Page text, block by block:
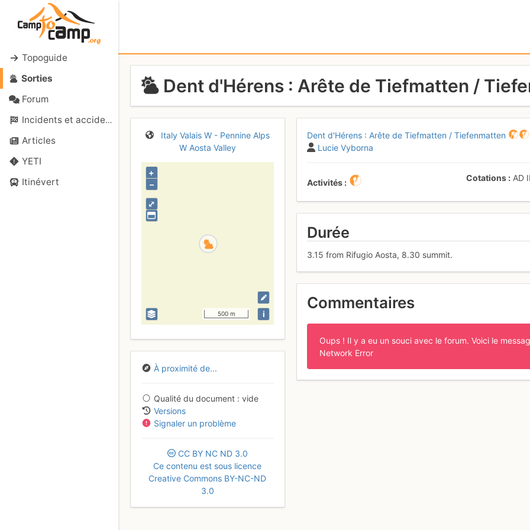
Topoguide
Sorties
Forum
Incidents et accidents
Articles
YETI
Itinévert
Dent d'Hérens : Arête de Tiefmatten /
Italy Valais W - Pennine Alps
W Aosta Valley
⤢
+
–
500 m i
À proximité de...
Qualité du document
vide
Versions
Signaler un problème
CC BY NC ND 3.0
Ce contenu est sous licence
Creative Commons BY-NC-ND
3.0
Dent d'Hérens : Arête de Tiefmatten / Tiefenmatten
Lucie Vyborna
Activités Cotations AD
Durée
3.15 from Rifugio Aosta, 8.30 summit.
Commentaires
Oups ! Il y a eu un souci avec le forum. Voici le
Network Error